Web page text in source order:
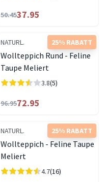
50.4537.95
25% RABATT
NATURL.
Wollteppich Rund - Feline
Taupe Meliert
3.8(5)
96.9572.95
25% RABATT
NATURL.
Wollteppich - Feline Taupe
Meliert
4.7(16)